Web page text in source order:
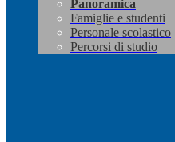
Panoramica
Famiglie e studenti
Personale scolastico
Percorsi di studio